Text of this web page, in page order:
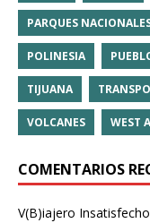
PARQUES
POLINESIA
TIJUANA
VOLCANES WEST
COMENTARIOS
V(B)iajero Insatisfecho